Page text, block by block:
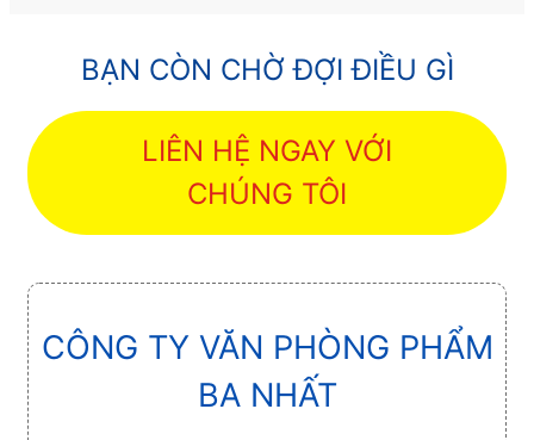
BẠN CÒN CHỜ ĐỢI ĐIỀU GÌ
LIÊN HỆ NGAY VỚI
CHÚNG TÔI
CÔNG TY VĂN PHÒNG PHẨM
BA NHẤT